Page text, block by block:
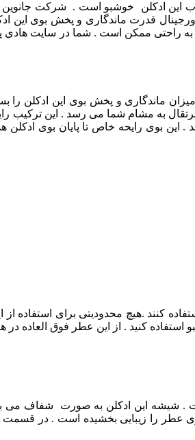
این ادکلن خوشبو است . شرکت
قدرت ماندگاری و پخش بوی این
راحتی ممکن است . شما در سایت هادی
ماندگاری و پخش بوی این ادکلن را
به مشام شما می رسد . این
. این بوی رایحه خاص تا پایان بوی
کنند .هیچ محدودیتی برای استفاده از
کنید . از این عطر فوق العاده در
. شیشه این ادکلن به صورت شفاف می
را زیبایی بخشیده است . در